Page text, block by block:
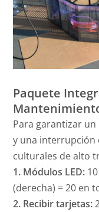
Paquete
Para garantizar
y una interrupción
culturales de alto
1. Módulos LED:
(derecha) = 20 en
2. Recibir tarjetas: